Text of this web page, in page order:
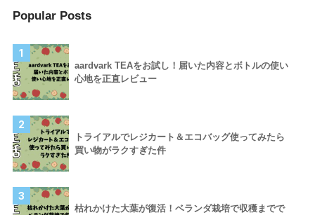
Popular Posts
1
aardvark TEAをお試し！届いた内容とボトルの使い
心地を正直レビュー
2
トライアルでレジカート＆エコバッグ使ってみたら
買い物がラクすぎた件
3
枯れかけた大葉が復活！ベランダ栽培で収穫までで